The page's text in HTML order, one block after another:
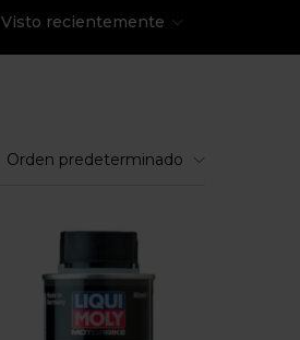
Visto recientemente
Orden predeterminado